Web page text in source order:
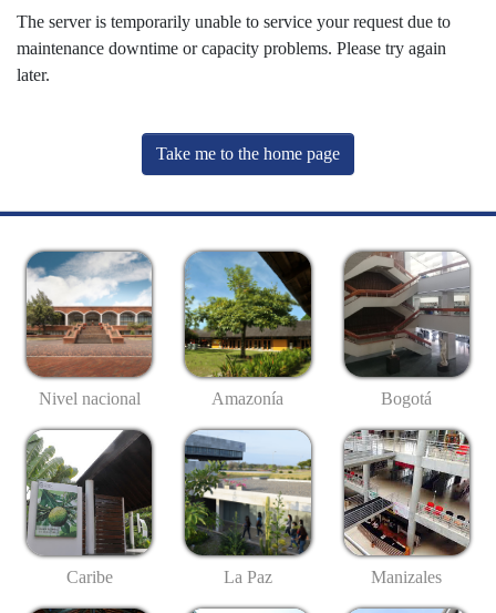
The server is temporarily unable to service your request due to
maintenance downtime or capacity problems. Please try again
later.
Take me to the home page
Nivel nacional Amazonía Bogotá
Caribe La Paz Manizales